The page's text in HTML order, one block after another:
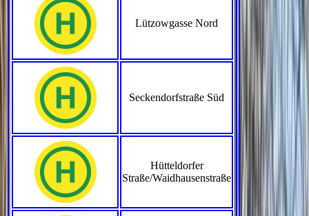
Lützowgasse Nord
Seckendorfstraße Süd
Hütteldorfer
Straße/Waidhausenstraße